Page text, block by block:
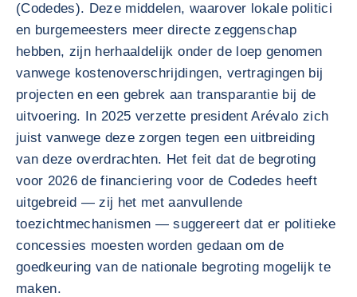
(Codedes). Deze middelen, waarover lokale politici
en burgemeesters meer directe zeggenschap
hebben, zijn herhaaldelijk onder de loep genomen
vanwege kostenoverschrijdingen, vertragingen bij
projecten en een gebrek aan transparantie bij de
uitvoering. In 2025 verzette president Arévalo zich
juist vanwege deze zorgen tegen een uitbreiding
van deze overdrachten. Het feit dat de begroting
voor 2026 de financiering voor de Codedes heeft
uitgebreid — zij het met aanvullende
toezichtmechanismen — suggereert dat er politieke
concessies moesten worden gedaan om de
goedkeuring van de nationale begroting mogelijk te
maken.